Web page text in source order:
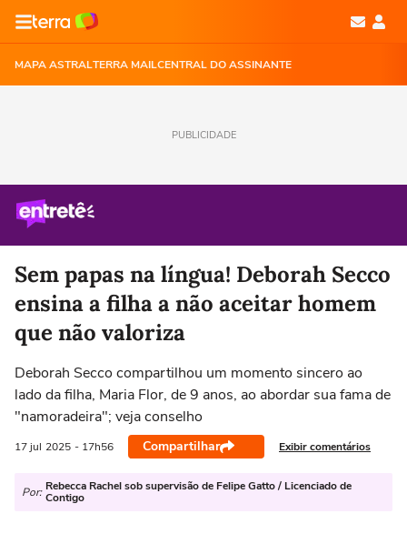
MAPA ASTRALTERRA MAILCENTRAL DO ASSINANTE
PUBLICIDADE
Sem papas na língua! Deborah Secco
ensina a filha a não aceitar homem
que não valoriza
Deborah Secco compartilhou um momento sincero ao
lado da filha, Maria Flor, de 9 anos, ao abordar sua fama de
"namoradeira"; veja conselho
17 jul 2025 - 17h56 Compartilhar Exibir comentários
Por: Rebecca Rachel sob supervisão de Felipe Gatto / Licenciado de
Contigo